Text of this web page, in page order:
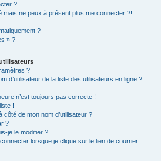
?
mais ne peux à présent plus me connecter ?!
?
» ?
?
d’utilisateur de la liste des utilisateurs en ligne ?
n’est toujours pas correcte !
!
de mon nom d’utilisateur ?
?
je le modifier ?
lorsque je clique sur le lien de courrier